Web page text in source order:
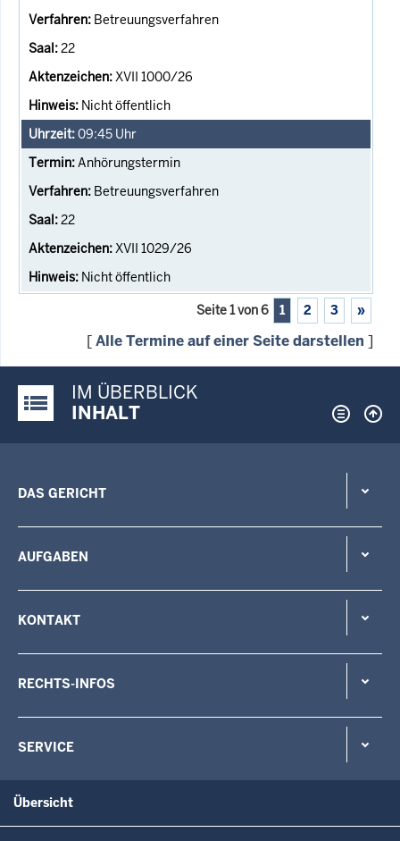
Betreuungsverfahren
22
XVII 1000/26
Nicht öffentlich
09:45 Uhr
Anhörungstermin
Betreuungsverfahren
22
XVII 1029/26
Nicht öffentlich
Seite 1 von 6 1 2 3 »
[Alle Termine auf einer Seite darstellen ]
Justiz-Portal im Überblick:
IM ÜBERBLICK
INHALT
DAS GERICHT
AUFGABEN
KONTAKT
RECHTS-INFOS
SERVICE
Übersicht